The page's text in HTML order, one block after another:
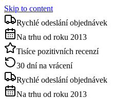
Skip to content
Rychlé odeslání objednávek
Na trhu od roku 2013
Tisíce pozitivních recenzí
30 dní na vrácení
Rychlé odeslání objednávek
Na trhu od roku 2013